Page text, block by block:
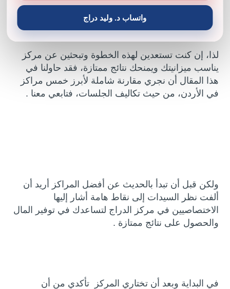
لذا، إن كنت تستعدين لهذه الخطوة وتبحثين عن مركز
يناسب ميزانيتك ويمنحك نتائج ممتازة، فقد حاولنا في
هذا المقال أن نجري مقارنة شاملة لأبرز خمس مراكز
في الأردن، من حيث تكاليف الجلسات، فتابعي معنا .
ولكن قبل أن تبدأ بالحديث عن أفضل المراكز أريد أن
ألفت نظر السيدات إلى نقاط هامة أشار إليها
الاختصاصيين في مركز الدراج لتساعدك في توفير المال
والحصول على نتائج ممتازة .
في البداية وبعد أن تختاري المركز تأكدي من أن
واتساب د. وليد دراج